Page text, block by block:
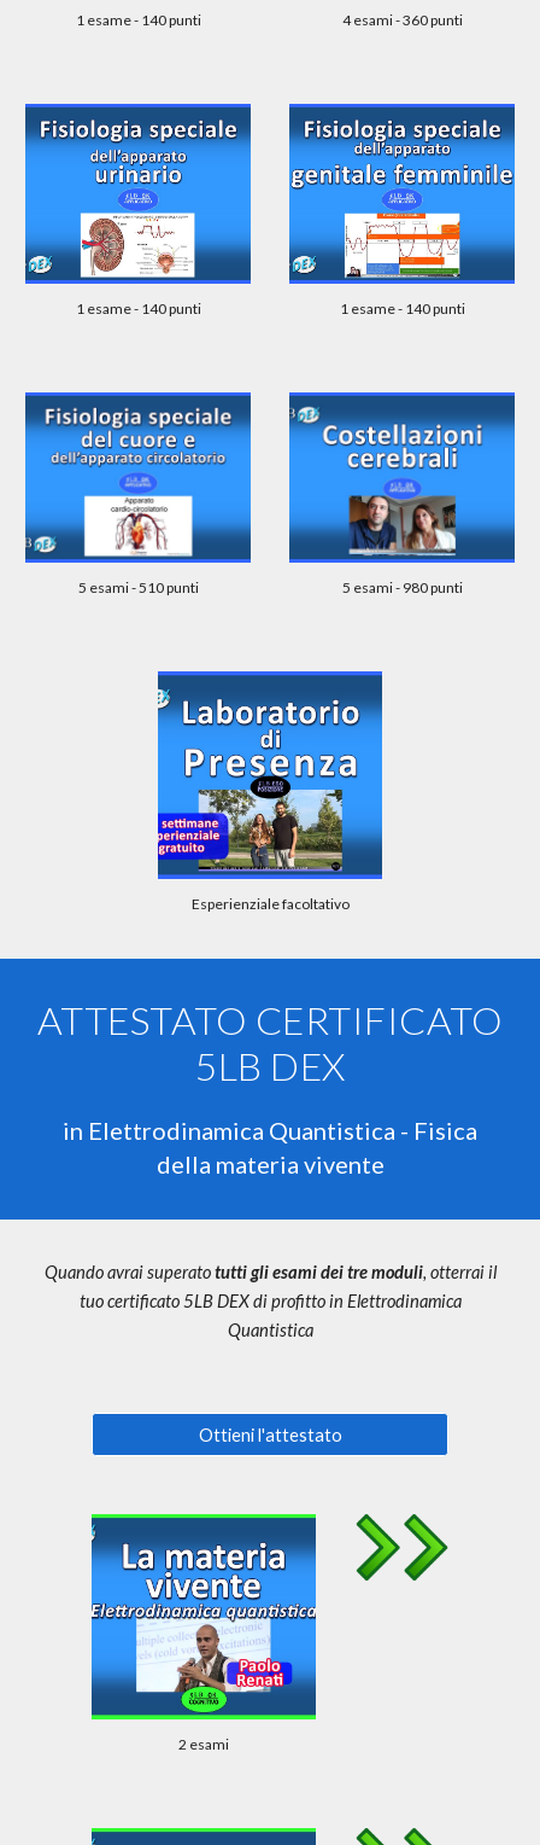
1 esame - 140 punti 4 esami - 360 punti
1 esame - 140 punti 1 esame - 140 punti
5 esami - 510 punti 5 esami - 980 punti
Esperienziale facoltativo
ATTESTATO CERTIFICATO
5LB DEX
in Elettrodinamica Quantistica - Fisica
della materia vivente
Quando avrai superatotutti gli esami dei tre moduli, otterrai il
tuo certificato 5LB DEX di profitto in Elettrodinamica
Quantistica
Ottieni l'attestato
2 esami